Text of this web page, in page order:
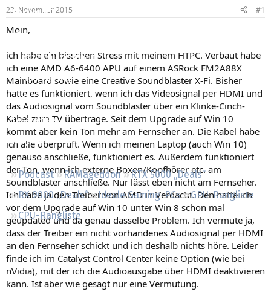
Forum
Aktuelles
Empfohlene Inhalte
Neue Beiträge
Neueste Aktivitäten
Leserartikel
Regeln
Podcast RAMageddon
RTX 5000 „Deals“
RX 9000 „Deals“
Ideale Gaming-PCs
GPU-Rangliste
CPU-Rangliste
e
r
t
23. November 2015 #1
Moin,
ich habe ein bisschen Stress mit meinem HTPC. Verbaut habe
ich eine AMD A6-6400 APU auf einem ASRock FM2A88X
Mainboard sowie eine Creative Soundblaster X-Fi. Bisher
hatte es funktioniert, wenn ich das Videosignal per HDMI und
das Audiosignal vom Soundblaster über ein Klinke-Cinch-
Kabel zum TV übertrage. Seit dem Upgrade auf Win 10
kommt aber kein Ton mehr am Fernseher an. Die Kabel habe
ich alle überprüft. Wenn ich meinen Laptop (auch Win 10)
genauso anschließe, funktioniert es. Außerdem funktioniert
der Ton, wenn ich externe Boxen/Kopfhörer etc. am
Soundblaster anschließe. Nur lässt eben nicht am Fernseher.
Ich habe ja den Treiber von AMD in Verdacht. Den hatte ich
vor dem Upgrade auf Win 10 unter Win 8 schon mal
geupdated und da genau dasselbe Problem. Ich vermute ja,
dass der Treiber ein nicht vorhandenes Audiosignal per HDMI
an den Fernseher schickt und ich deshalb nichts höre. Leider
finde ich im Catalyst Control Center keine Option (wie bei
nVidia), mit der ich die Audioausgabe über HDMI deaktivieren
kann. Ist aber wie gesagt nur eine Vermutung.